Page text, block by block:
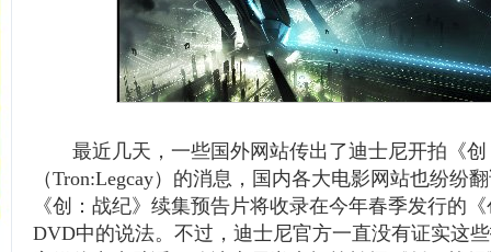
最近几天，一些国外网站传出了迪士尼开拍《创
（Tron:Legcay）的消息，国内各大电影网站也纷纷
《创：战纪》续集预告片将收录在今年春季发行的
DVD中的说法。不过，迪士尼官方一直没有证实这